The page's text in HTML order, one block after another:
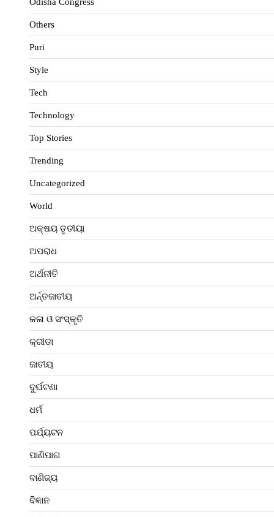
Others
Puri
Style
Tech
Technology
Top Stories
Trending
Uncategorized
World
ଅକ୍ଷୟ ତୃତୀୟା
ଅପରାଧ
ଅର୍ଥନୀତି
ଅର୍ନ୍ତଜାତୀୟ
କଳା ଓ ସଂସ୍କୃତି
କ୍ରୀଡା
ଜାତୀୟ
ଦୁର୍ଘଟଣା
ଧର୍ମ
ପର୍ଯ୍ୟଟନ
ପାଣିପାଗ
ବାଣିଜ୍ୟ
ବିଜ୍ଞାନ